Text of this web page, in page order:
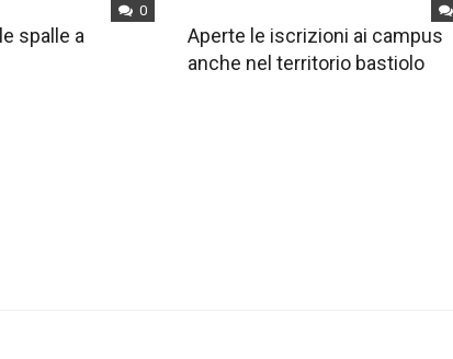
0
spalle a
Aperte le iscrizioni ai campus
anche nel territorio bastiolo